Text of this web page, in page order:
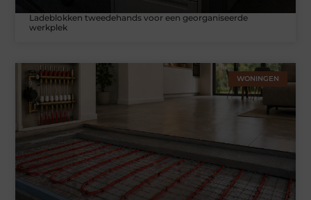
Ladeblokken tweedehands voor een georganiseerde
werkplek
WONINGEN